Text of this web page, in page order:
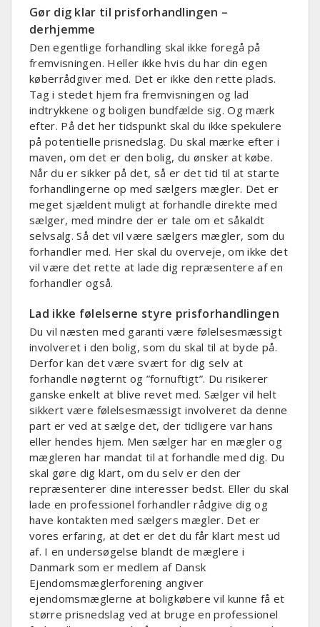
Gør dig klar til prisforhandlingen –
derhjemme
Den egentlige forhandling skal ikke foregå på
fremvisningen. Heller ikke hvis du har din egen
køberrådgiver med. Det er ikke den rette plads.
Tag i stedet hjem fra fremvisningen og lad
indtrykkene og boligen bundfælde sig. Og mærk
efter. På det her tidspunkt skal du ikke spekulere
på potentielle prisnedslag. Du skal mærke efter i
maven, om det er den bolig, du ønsker at købe.
Når du er sikker på det, så er det tid til at starte
forhandlingerne op med sælgers mægler. Det er
meget sjældent muligt at forhandle direkte med
sælger, med mindre der er tale om et såkaldt
selvsalg. Så det vil være sælgers mægler, som du
forhandler med. Her skal du overveje, om ikke det
vil være det rette at lade dig repræsentere af en
forhandler også.
Lad ikke følelserne styre prisforhandlingen
Du vil næsten med garanti være følelsesmæssigt
involveret i den bolig, som du skal til at byde på.
Derfor kan det være svært for dig selv at
forhandle nøgternt og ”fornuftigt”. Du risikerer
ganske enkelt at blive revet med. Sælger vil helt
sikkert være følelsesmæssigt involveret da denne
part er ved at sælge det, der tidligere var hans
eller hendes hjem. Men sælger har en mægler og
mægleren har mandat til at forhandle med dig. Du
skal gøre dig klart, om du selv er den der
repræsenterer dine interesser bedst. Eller du skal
lade en professionel forhandler rådgive dig og
have kontakten med sælgers mægler. Det er
vores erfaring, at det er det du får klart mest ud
af. I en undersøgelse blandt de mæglere i
Danmark som er medlem af Dansk
Ejendomsmæglerforening angiver
ejendomsmæglerne at boligkøbere vil kunne få et
større prisnedslag ved at bruge en professionel